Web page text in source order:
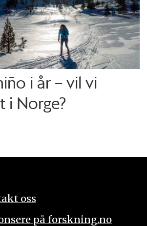
i år – vil vi
i Norge?
oss
på forskning.no